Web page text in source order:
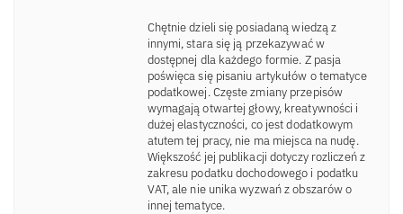
Chętnie dzieli się posiadaną wiedzą z
innymi, stara się ją przekazywać w
dostępnej dla każdego formie. Z pasja
poświęca się pisaniu artykułów o tematyce
podatkowej. Częste zmiany przepisów
wymagają otwartej głowy, kreatywności i
dużej elastyczności, co jest dodatkowym
atutem tej pracy, nie ma miejsca na nudę.
Większość jej publikacji dotyczy rozliczeń z
zakresu podatku dochodowego i podatku
VAT, ale nie unika wyzwań z obszarów o
innej tematyce.